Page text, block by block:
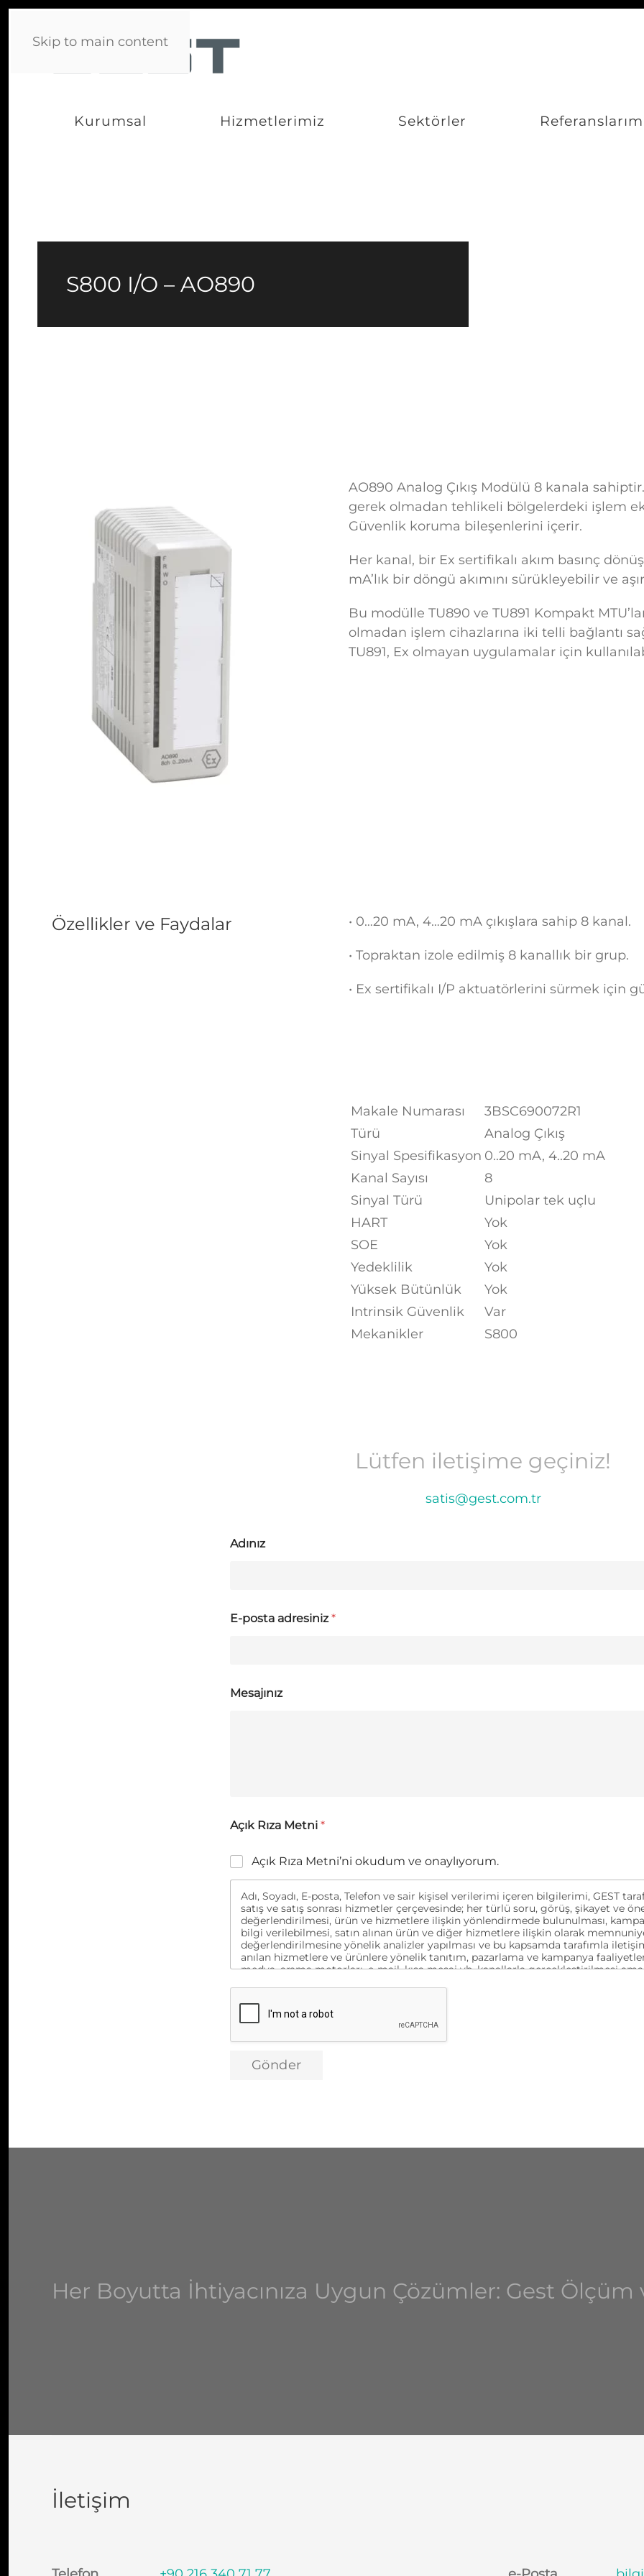
Skip to main content
Kurumsal Hizmetlerimiz Sektörler
S800 I/O – AO890
AO890 Analog Çıkış Modülü 8 kanala
gerek olmadan tehlikeli bölgelerdeki işlem
Güvenlik koruma bileşenlerini içerir.
Her kanal, bir Ex sertifikalı akım basınç
mA’lık bir döngü akımını sürükleyebilir ve
Bu modülle TU890 ve TU891 Kompakt
olmadan işlem cihazlarına iki telli bağlantı
TU891, Ex olmayan uygulamalar için
Özellikler ve Faydalar • 0…20 mA, 4…20 mA çıkışlara sahip 8 kanal.
• Topraktan izole edilmiş 8 kanallık bir grup.
• Ex sertifikalı I/P aktuatörlerini sürmek için
Makale Numarası
3BSC690072R1
Türü
Analog Çıkış
Sinyal Spesifikasyon 0..20 mA, 4..20 mA
Kanal Sayısı
8
Sinyal Türü
Unipolar tek uçlu
HART
Yok
SOE
Yok
Yedeklilik
Yok
Yüksek Bütünlük
Yok
Intrinsik Güvenlik
Var
Mekanikler
S800
Lütfen iletişime geçiniz!
satis@gest.com.tr
Adınız
E-posta adresiniz*
Mesajınız
Açık Rıza Metni *
Açık Rıza Metni’ni okudum ve onaylıyorum.
Adı, Soyadı, E-posta, Telefon ve sair kişisel verilerimi içeren bilgilerimi, GEST
satış ve satış sonrası hizmetler çerçevesinde; her türlü soru, görüş, şikayet ve
değerlendirilmesi, ürün ve hizmetlere ilişkin yönlendirmede bulunulması,
bilgi verilebilmesi, satın alınan ürün ve diğer hizmetlere ilişkin olarak
değerlendirilmesine yönelik analizler yapılması ve bu kapsamda tarafımla
anılan hizmetlere ve ürünlere yönelik tanıtım, pazarlama ve kampanya
medya, arama motorları, e-mail, kısa mesaj vb. kanallarla gerçekleştirilmesi
rızam ile onaylıyorum.
Gönder
Her Boyutta İhtiyacınıza Uygun Çözümler: Gest
İletişim